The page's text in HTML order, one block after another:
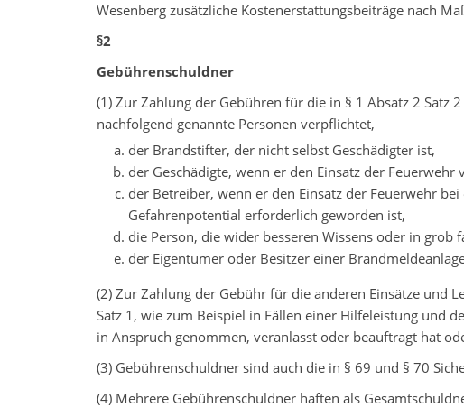
Wesenberg zusätzliche Kostenerstattungsbeiträge nach
§2
Gebührenschuldner
(1) Zur Zahlung der Gebühren für die in § 1 Absatz 2 Satz
nachfolgend genannte Personen verpflichtet,
der Brandstifter, der nicht selbst Geschädigter ist,
der Geschädigte, wenn er den Einsatz der
der Betreiber, wenn er den Einsatz der Feuerwehr
Gefahrenpotential erforderlich geworden ist,
die Person, die wider besseren Wissens oder in
der Eigentümer oder Besitzer einer
(2) Zur Zahlung der Gebühr für die anderen Einsätze und
Satz 1, wie zum Beispiel in Fällen einer Hilfeleistung und
in Anspruch genommen, veranlasst oder beauftragt hat
(3) Gebührenschuldner sind auch die in § 69 und § 70
(4) Mehrere Gebührenschuldner haften als